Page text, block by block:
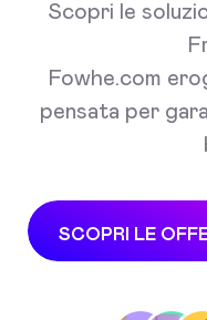
Scopri le
Fowhe.com
pensata per
SCOPRI LE